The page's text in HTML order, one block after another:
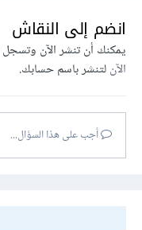
انضم إلى النقاش
يمكنك أن تنشر الآن
الآنلتنشر باسم حسابك.
أجب على هذا السؤال...